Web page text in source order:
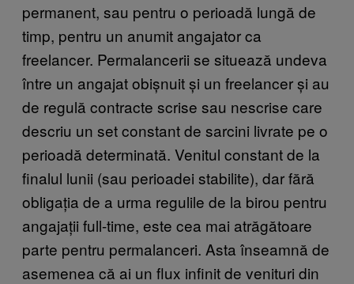
permanent, sau pentru o perioadă lungă de
timp, pentru un anumit angajator ca
freelancer. Permalancerii se situează undeva
între un angajat obișnuit și un freelancer și au
de regulă contracte scrise sau nescrise care
descriu un set constant de sarcini livrate pe o
perioadă determinată. Venitul constant de la
finalul lunii (sau perioadei stabilite), dar fără
obligația de a urma regulile de la birou pentru
angajații full-time, este cea mai atrăgătoare
parte pentru permalanceri. Asta înseamnă de
asemenea că ai un flux infinit de venituri din